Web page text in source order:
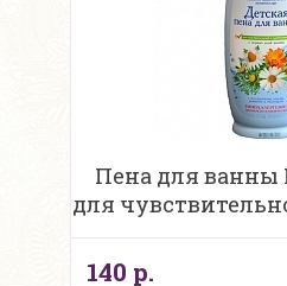
Пена для
для
140 р.